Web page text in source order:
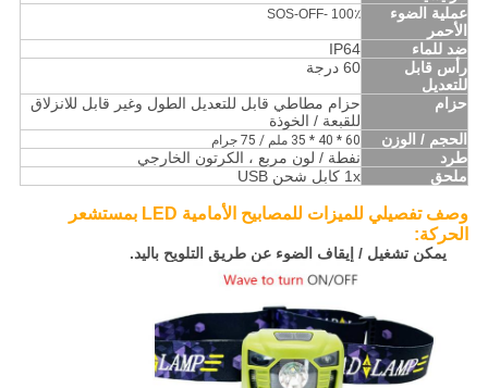
عملية الضوء
الأحمر
100٪ -SOS-OFF
ضد للماء
IP64
رأس قابل
للتعديل
60 درجة
حزام
حزام مطاطي قابل للتعديل الطول وغير قابل للانزلاق
للقبعة / الخوذة
الحجم / الوزن
60 * 40 * 35 ملم / 75 جرام
طرد
نفطة / لون مربع ، الكرتون الخارجي
ملحق
1x كابل شحن USB
وصف تفصيلي للميزات للمصابيح الأمامية LED بمستشعر
الحركة:
يمكن تشغيل / إيقاف الضوء عن طريق التلويح باليد.